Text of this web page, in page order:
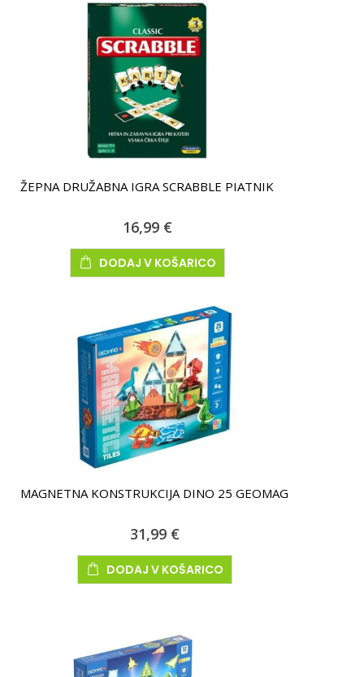
ŽEPNA DRUŽABNA IGRA SCRABBLE PIATNIK
16,99 €
DODAJ V KOŠARICO
MAGNETNA KONSTRUKCIJA DINO 25 GEOMAG
31,99 €
DODAJ V KOŠARICO